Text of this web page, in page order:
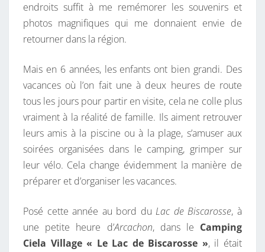
S
L
D
E
S
endroits suffit à me remémorer les souvenirs et
photos magnifiques qui me donnaient envie de
retourner dans la région.
Mais en 6 années, les enfants ont bien grandi. Des
vacances où l’on fait une à deux heures de route
tous les jours pour partir en visite, cela ne colle plus
vraiment à la réalité de famille. Ils aiment retrouver
leurs amis à la piscine ou à la plage, s’amuser aux
soirées organisées dans le camping, grimper sur
leur vélo. Cela change évidemment la manière de
préparer et d’organiser les vacances.
Posé cette année au bord duLac de Biscarosse, à
une petite heure d’Arcachon, dans le Camping
Ciela Village « Le Lac de Biscarosse », il était